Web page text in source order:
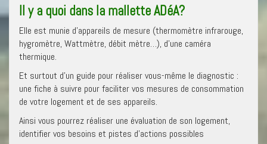
Il y a quoi dans la mallette ADéA?
Elle est munie d’appareils de mesure (thermomètre infrarouge,
hygromètre, Wattmètre, débit mètre…), d’une caméra
thermique.
Et surtout d’un guide pour réaliser vous-même le diagnostic :
une fiche à suivre pour faciliter vos mesures de consommation
de votre logement et de ses appareils.
Ainsi vous pourrez réaliser une évaluation de son logement,
identifier vos besoins et pistes d’actions possibles